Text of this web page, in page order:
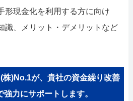
形現金化を利用する方に向け
識、メリット・デメリットなど
株)No.1が、貴社の資金繰り改善
強力にサポートします。